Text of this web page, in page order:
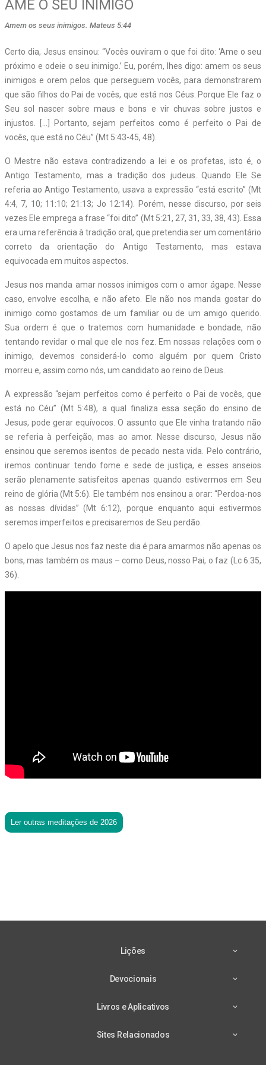
AME O SEU INIMIGO
Amem os seus inimigos. Mateus 5:44
Certo dia, Jesus ensinou: “Vocês ouviram o que foi dito: ‘Ame o seu
próximo e odeie o seu inimigo.’ Eu, porém, lhes digo: amem os seus
inimigos e orem pelos que perseguem vocês, para demonstrarem
que são filhos do Pai de vocês, que está nos Céus. Porque Ele faz o
Seu sol nascer sobre maus e bons e vir chuvas sobre justos e
injustos. […] Portanto, sejam perfeitos como é perfeito o Pai de
vocês, que está no Céu” (Mt 5:43-45, 48).
O Mestre não estava contradizendo a lei e os profetas, isto é, o
Antigo Testamento, mas a tradição dos judeus. Quando Ele Se
referia ao Antigo Testamento, usava a expressão “está escrito” (Mt
4:4, 7, 10; 11:10; 21:13; Jo 12:14). Porém, nesse discurso, por seis
vezes Ele emprega a frase “foi dito” (Mt 5:21, 27, 31, 33, 38, 43). Essa
era uma referência à tradição oral, que pretendia ser um comentário
correto da orientação do Antigo Testamento, mas estava
equivocada em muitos aspectos.
Jesus nos manda amar nossos inimigos com o amor ágape. Nesse
caso, envolve escolha, e não afeto. Ele não nos manda gostar do
inimigo como gostamos de um familiar ou de um amigo querido.
Sua ordem é que o tratemos com humanidade e bondade, não
tentando revidar o mal que ele nos fez. Em nossas relações com o
inimigo, devemos considerá-lo como alguém por quem Cristo
morreu e, assim como nós, um candidato ao reino de Deus.
A expressão “sejam perfeitos como é perfeito o Pai de vocês, que
está no Céu” (Mt 5:48), a qual finaliza essa seção do ensino de
Jesus, pode gerar equívocos. O assunto que Ele vinha tratando não
se referia à perfeição, mas ao amor. Nesse discurso, Jesus não
ensinou que seremos isentos de pecado nesta vida. Pelo contrário,
iremos continuar tendo fome e sede de justiça, e esses anseios
serão plenamente satisfeitos apenas quando estivermos em Seu
reino de glória (Mt 5:6). Ele também nos ensinou a orar: “Perdoa-nos
as nossas dívidas” (Mt 6:12), porque enquanto aqui estivermos
seremos imperfeitos e precisaremos de Seu perdão.
O apelo que Jesus nos faz neste dia é para amarmos não apenas os
bons, mas também os maus – como Deus, nosso Pai, o faz (Lc 6:35,
36).
Ler outras meditações de 2026
Lições
Devocionais
Livros e Aplicativos
Sites Relacionados